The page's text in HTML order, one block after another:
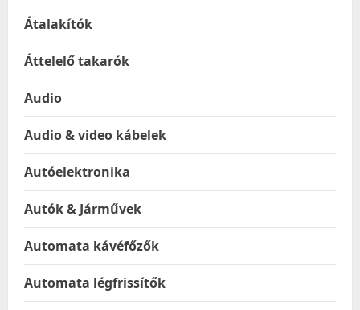
Átalakítók
Áttelelő takarók
Audio
Audio & video kábelek
Autóelektronika
Autók & Járművek
Automata kávéfőzők
Automata légfrissítők